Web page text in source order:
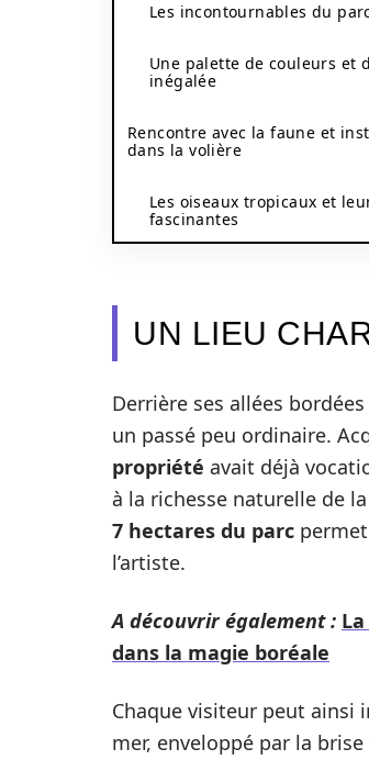
Les incontournables du
Une palette de couleurs et
inégalée
Rencontre avec la faune et
dans la volière
Les oiseaux tropicaux et
fascinantes
UN LIEU
Derrière ses allées
un passé peu ordinaire.
propriété avait déjà
à la richesse naturelle de
7 hectares du parc
l’artiste.
A découvrir également :
dans la magie boréale
Chaque visiteur peut ainsi
mer, enveloppé par la